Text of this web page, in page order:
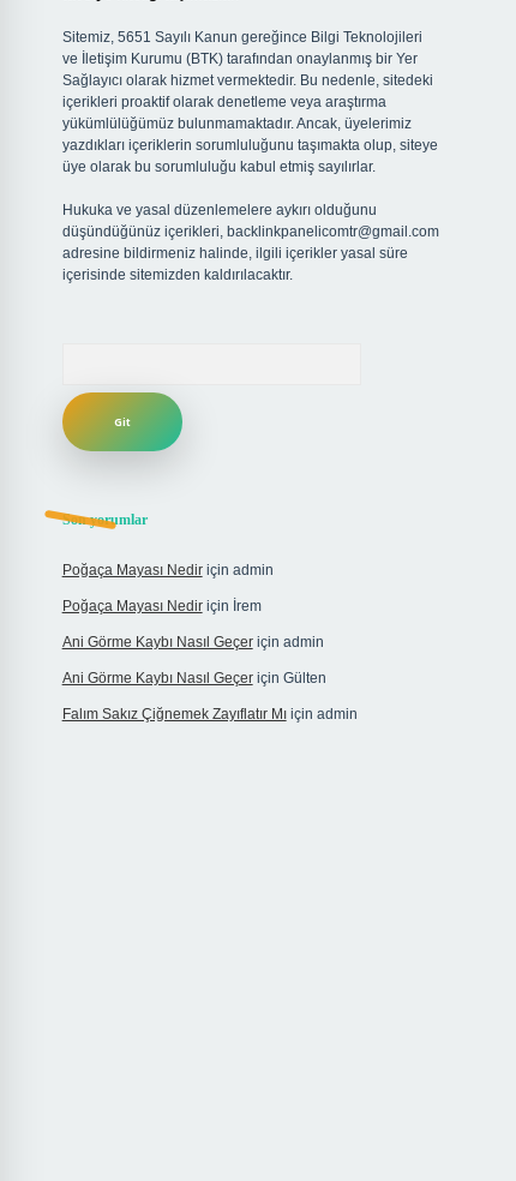
Sitemiz, 5651 Sayılı Kanun gereğince Bilgi Teknolojileri
ve İletişim Kurumu (BTK) tarafından onaylanmış bir Yer
Sağlayıcı olarak hizmet vermektedir. Bu nedenle, sitedeki
içerikleri proaktif olarak denetleme veya araştırma
yükümlülüğümüz bulunmamaktadır. Ancak, üyelerimiz
yazdıkları içeriklerin sorumluluğunu taşımakta olup, siteye
üye olarak bu sorumluluğu kabul etmiş sayılırlar.
Hukuka ve yasal düzenlemelere aykırı olduğunu
düşündüğünüz içerikleri, backlinkpanelicomtr@gmail.com
adresine bildirmeniz halinde, ilgili içerikler yasal süre
içerisinde sitemizden kaldırılacaktır.
Son yorumlar
Poğaça Mayası Nediriçin admin
Poğaça Mayası Nediriçin İrem
Ani Görme Kaybı Nasıl Geçeriçin admin
Ani Görme Kaybı Nasıl Geçeriçin Gülten
Falım Sakız Çiğnemek Zayıflatır Mıiçin admin